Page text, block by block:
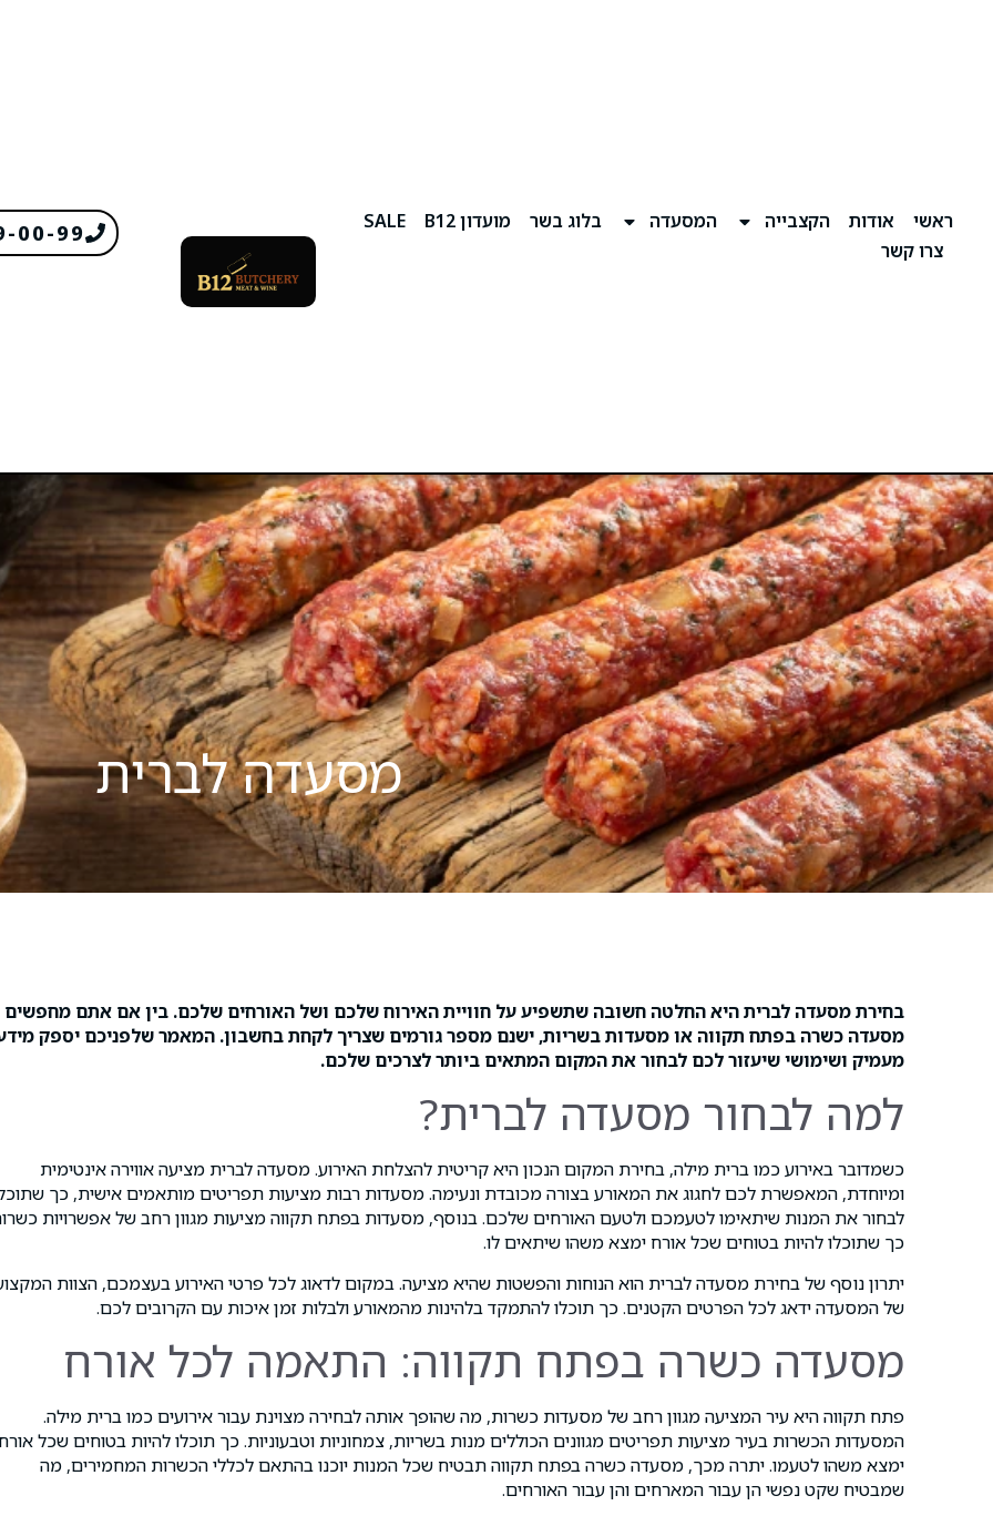
ראשי אודות הקצבייה המסעדה בלוג בשר מועדון B12
SALE
צרו קשר
00-99
מסעדה לברית
בחירת מסעדה לברית היא החלטה חשובה שתשפיע על חוויית האירוח שלכם ושל האורחים שלכם. בין אם אתם מחפשים
מסעדה כשרה בפתח תקווה או מסעדות בשריות, ישנם מספר גורמים שצריך לקחת בחשבון. המאמר שלפניכם יספק
מעמיק ושימושי שיעזור לכם לבחור את המקום המתאים ביותר לצרכים שלכם.
למה לבחור מסעדה לברית?
כשמדובר באירוע כמו ברית מילה, בחירת המקום הנכון היא קריטית להצלחת האירוע. מסעדה לברית מציעה אווירה אינטימית
ומיוחדת, המאפשרת לכם לחגוג את המאורע בצורה מכובדת ונעימה. מסעדות רבות מציעות תפריטים מותאמים אישית, כך
לבחור את המנות שיתאימו לטעמכם ולטעם האורחים שלכם. בנוסף, מסעדות בפתח תקווה מציעות מגוון רחב של אפשרויות
כך שתוכלו להיות בטוחים שכל אורח ימצא משהו שיתאים לו.
יתרון נוסף של בחירת מסעדה לברית הוא הנוחות והפשטות שהיא מציעה. במקום לדאוג לכל פרטי האירוע בעצמכם, הצוות
של המסעדה ידאג לכל הפרטים הקטנים. כך תוכלו להתמקד בלהינות מהמאורע ולבלות זמן איכות עם הקרובים לכם.
מסעדה כשרה בפתח תקווה: התאמה לכל אורח
פתח תקווה היא עיר המציעה מגוון רחב של מסעדות כשרות, מה שהופך אותה לבחירה מצוינת עבור אירועים כמו ברית מילה.
המסעדות הכשרות בעיר מציעות תפריטים מגוונים הכוללים מנות בשריות, צמחוניות וטבעוניות. כך תוכלו להיות בטוחים שכל
ימצא משהו לטעמו. יתרה מכך, מסעדה כשרה בפתח תקווה תבטיח שכל המנות יוכנו בהתאם לכללי הכשרות המחמירים, מה
שמבטיח שקט נפשי הן עבור המארחים והן עבור האורחים.